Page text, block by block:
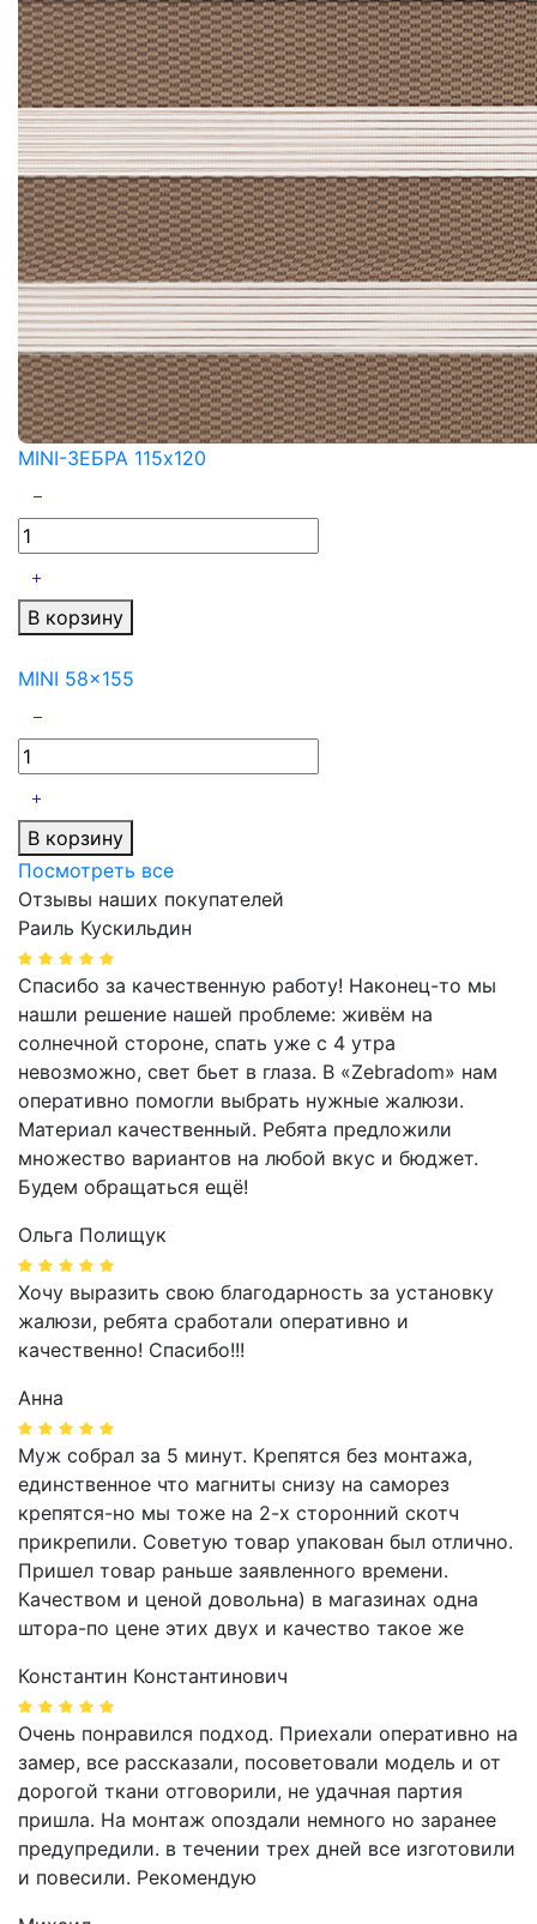
MINI-ЗЕБРА 115x120
В корзину
MINI 58x155
В корзину
Посмотреть все
Отзывы наших покупателей
Раиль Кускильдин
Спасибо за качественную работу! Наконец-то мы
нашли решение нашей проблеме: живём на
солнечной стороне, спать уже с 4 утра
невозможно, свет бьет в глаза. В «Zebradom» нам
оперативно помогли выбрать нужные жалюзи.
Материал качественный. Ребята предложили
множество вариантов на любой вкус и бюджет.
Будем обращаться ещё!
Ольга Полищук
Хочу выразить свою благодарность за установку
жалюзи, ребята сработали оперативно и
качественно! Спасибо!!!
Анна
Муж собрал за 5 минут. Крепятся без монтажа,
единственное что магниты снизу на саморез
крепятся-но мы тоже на 2-х сторонний скотч
прикрепили. Советую товар упакован был отлично.
Пришел товар раньше заявленного времени.
Качеством и ценой довольна) в магазинах одна
штора-по цене этих двух и качество такое же
Константин Константинович
Очень понравился подход. Приехали оперативно на
замер, все рассказали, посоветовали модель и от
дорогой ткани отговорили, не удачная партия
пришла. На монтаж опоздали немного но заранее
предупредили. в течении трех дней все изготовили
и повесили. Рекомендую